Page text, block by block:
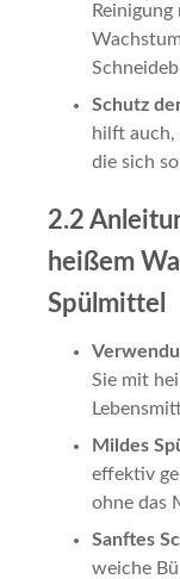
Schutz
hilft auch,
die sich
2.2
heißem
Spülmittel
Sie mit
Mildes
effektiv
ohne das
Sanftes
weiche